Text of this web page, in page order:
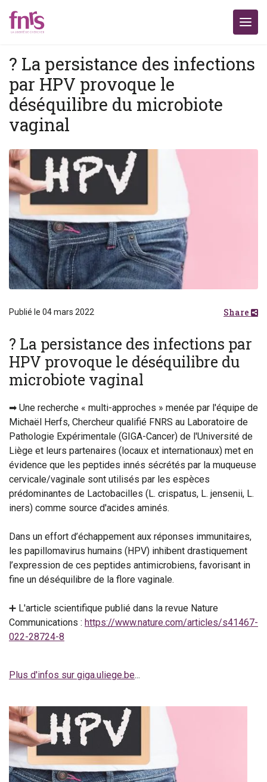
? La persistance des infections
par HPV provoque le
déséquilibre du microbiote
vaginal
Publié le 04 mars 2022 Share
? La persistance des infections par
HPV provoque le déséquilibre du
microbiote vaginal
➡ Une recherche « multi-approches » menée par l'équipe de
Michaël Herfs, Chercheur qualifié FNRS au Laboratoire de
Pathologie Expérimentale (GIGA-Cancer) de l'Université de
Liège et leurs partenaires (locaux et internationaux) met en
évidence que les peptides innés sécrétés par la muqueuse
cervicale/vaginale sont utilisés par les espèces
prédominantes de Lactobacilles (L. crispatus, L. jensenii, L.
iners) comme source d'acides aminés.
Dans un effort d’échappement aux réponses immunitaires,
les papillomavirus humains (HPV) inhibent drastiquement
l’expression de ces peptides antimicrobiens, favorisant in
fine un déséquilibre de la flore vaginale.
➕ L'article scientifique publié dans la revue Nature
Communications : https://www.nature.com/articles/s41467-
022-28724-8
Plus d'infos sur giga.uliege.be...